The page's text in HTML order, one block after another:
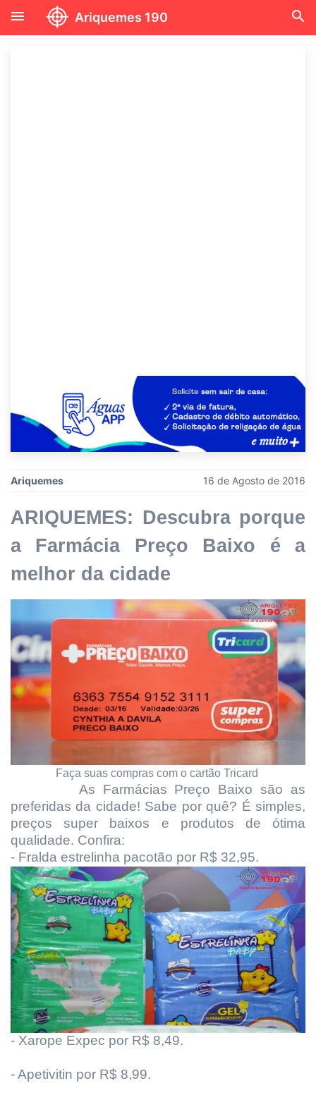
menu Ariquemes 190 search
Ariquemes 16 de Agosto de 2016
ARIQUEMES: Descubra porque
a Farmácia Preço Baixo é a
melhor da cidade
Faça suas compras com o cartão Tricard
As Farmácias Preço Baixo são as
preferidas da cidade! Sabe por quê? É simples,
preços super baixos e produtos de ótima
qualidade. Confira:
- Fralda estrelinha pacotão por R$ 32,95.
- Xarope Expec por R$ 8,49.
- Apetivitin por R$ 8,99.